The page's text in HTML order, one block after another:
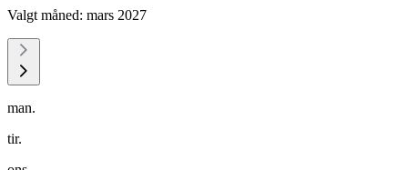
Valgt måned: mars 2027
man.
tir.